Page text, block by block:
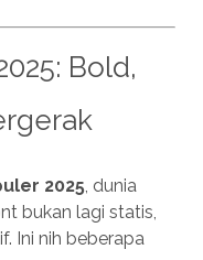
Bold,
2025, dunia
bukan lagi statis,
Ini nih beberapa